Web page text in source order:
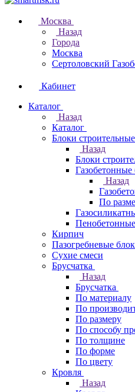
Москва
Назад
Города
Москва
Сертоловский
Кабинет
Каталог
Назад
Каталог
Блоки строительные
Назад
Блоки
Газобетонные
Назад
По
Кирпич
Пазогребневые
Сухие смеси
Брусчатка
Назад
Брусчатка
По материалу
По
По размеру
По способу
По толщине
По форме
По цвету
Кровля
Назад